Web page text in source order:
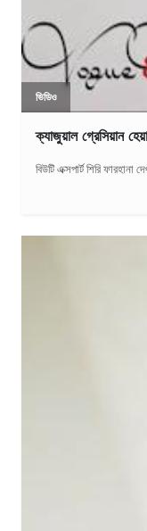
ভিডিও
ক্যাজুয়াল গ্রেসিয়ান
বিউটি এক্সপার্ট শিরি